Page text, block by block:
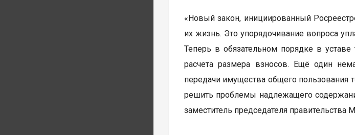
«Новый закон, инициированный
их жизнь. Это упорядочивание вопроса
Теперь в обязательном порядке в
расчета размера взносов. Ещё один
передачи имущества общего пользования
решить проблемы надлежащего
заместитель председателя правительства